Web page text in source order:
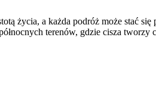
życia, a każda podróż może stać
terenów, gdzie cisza